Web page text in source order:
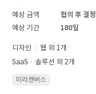
예상 금액
협의 후 결정
예상 기간
180일
디자인
웹 외 1개
SaaSㆍ솔루션 외 2개
미리캔버스